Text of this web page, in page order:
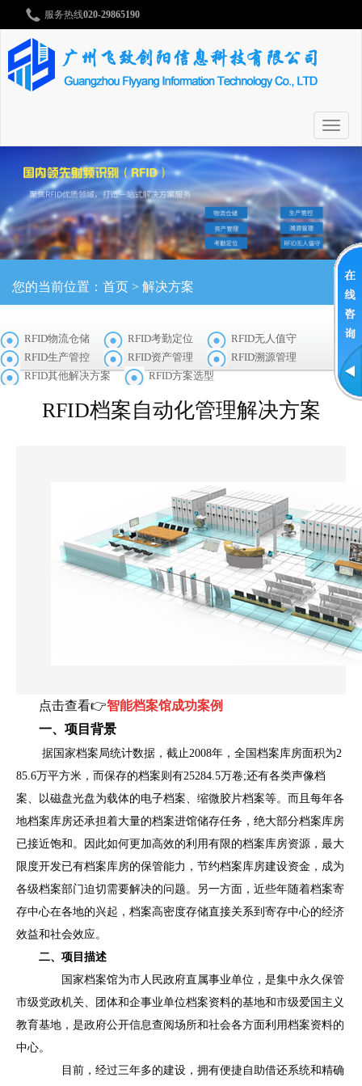
服务热线020-29865190
切
换
您的当前位置： 首页 > 解决方案
RFID物流仓储 RFID考勤定位
RFID无人值守
RFID生产管控
RFID资产管理
RFID溯源管理
RFID其他解决方案
RFID方案选型
RFID档案自动化管理解决方案
点击查看👉智能档案馆成功案例
一、项目背景
据国家档案局统计数据，截止2008年，全国档案库房面积为2
85.6万平方米，而保存的档案则有25284.5万卷;还有各类声像档
案、以磁盘光盘为载体的电子档案、缩微胶片档案等。而且每年各
地档案库房还承担着大量的档案进馆储存任务，绝大部分档案库房
已接近饱和。因此如何更加高效的利用有限的档案库房资源，最大
限度开发已有档案库房的保管能力，节约档案库房建设资金，成为
各级档案部门迫切需要解决的问题。另一方面，近些年随着档案寄
存中心在各地的兴起，档案高密度存储直接关系到寄存中心的经济
效益和社会效应。
二、项目描述
国家档案馆为市人民政府直属事业单位，是集中永久保管
市级党政机关、团体和企事业单位档案资料的基地和市级爱国主义
教育基地，是政府公开信息查阅场所和社会各方面利用档案资料的
中心。
目前，经过三年多的建设，拥有便捷自助借还系统和精确